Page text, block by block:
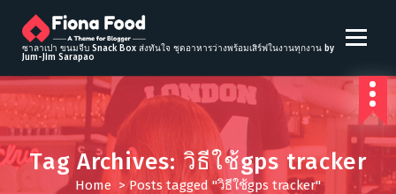
t
o
c
o
n
ซาลาเปา ขนมจีบ Snack Box ส่งทันใจ ชุดอาหารว่างพร้อมเสิร์ฟในงานทุกงาน by
Jum-Jim Sarapao
Tag Archives: วิธีใช้gps tracker
Home >Posts tagged "วิธีใช้gps tracker"